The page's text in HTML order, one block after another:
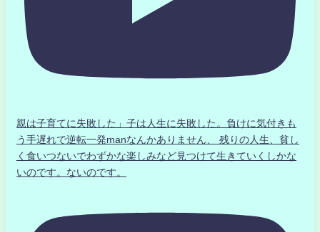
親は子育てに失敗した」子は人生に失敗した。負けに気付きも
う手遅れで逆転一発manなんかありません、 残りの人生、貧し
く食いつないでわずかな楽しみなど見つけて生きていくしかな
いのです。ないのです。